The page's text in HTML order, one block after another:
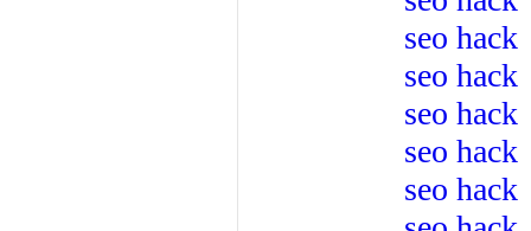
seo hack
seo hack
seo hack
seo hack
seo hack